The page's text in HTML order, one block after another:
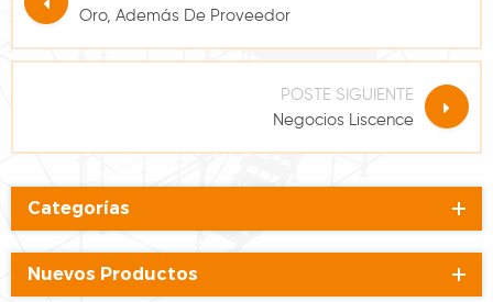
Oro, Además De Proveedor
POSTE SIGUIENTE
Negocios Liscence
Categorías
Nuevos Productos